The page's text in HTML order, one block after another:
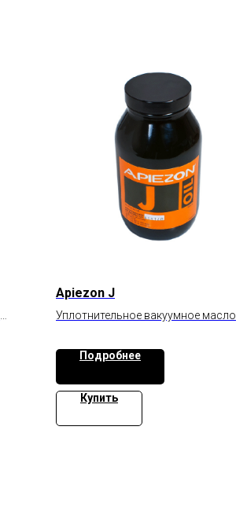
Apiezon J
Уплотнительное вакуумное масло
Подробнее
Купить